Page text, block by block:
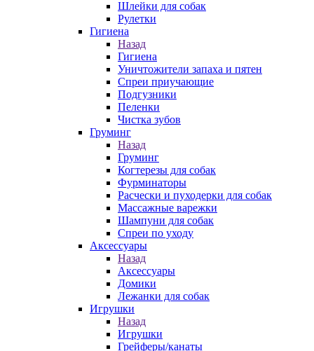
Шлейки для собак
Рулетки
Гигиена
Назад
Гигиена
Уничтожители запаха и пятен
Спреи приучающие
Подгузники
Пеленки
Чистка зубов
Груминг
Назад
Груминг
Когтерезы для собак
Фурминаторы
Расчески и пуходерки для собак
Массажные варежки
Шампуни для собак
Спреи по уходу
Аксессуары
Назад
Аксессуары
Домики
Лежанки для собак
Игрушки
Назад
Игрушки
Грейферы/канаты